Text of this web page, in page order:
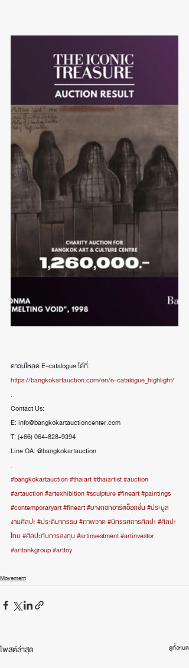
ดาวน์โหลด E-catalogue ได้ที่:
https://bangkokartauction.com/en/e-catalogue_highlight/
.
Contact Us:
E: info@bangkokartauctioncenter.com
T: (+66) 064-828-9394
Line OA: @bangkokartauction
.
#bangkokartauction#thaiart#thaiartist#auction
#artauction#artexhibition#sculpture#fineart#paintings
#contemporaryart#fineart#บางกอกอาร์ตอ็อกชั่น #ประมูล
งานศิลปะ#ประติมากรรม #ภาพวาด#นิทรรศการศิลปะ#ศิลปะ
ไทย #ศิลปะกับการลงทุน #artinvestment#artinvestor
#arttankgroup#arttoy
Movement
โพสต์ล่าสุด ดูทั้งหมด